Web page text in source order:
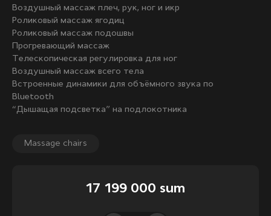
Massage chairs
Воздушный массаж плеч, рук, ног и икр
Роликовый массаж ягодиц
Роликовый массаж подошвы
Прогревающий массаж
Телескопическая регулировка для ног
Воздушный массаж всего тела
Встроенные динамики для объёмного звука по
Bluetooth
“Дышащая подсветка” на подлокотника
17 199 000 sum